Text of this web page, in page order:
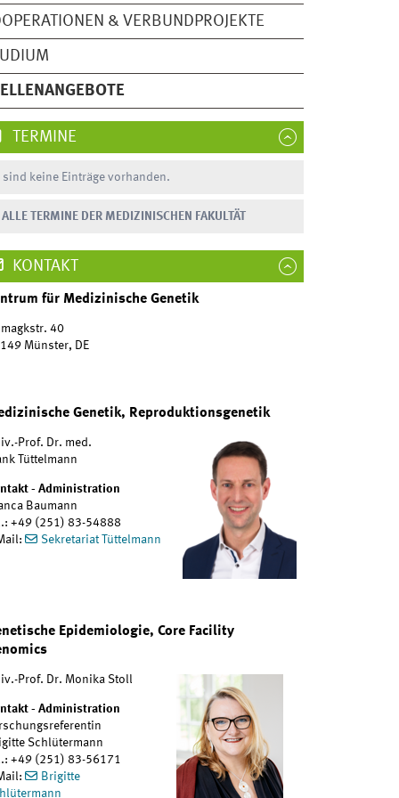
& VERBUNDPROJEKTE
TERMINE
sind keine Einträge vorhanden.
ALLE TERMINE DER MEDIZINISCHEN FAKULTÄT
KONTAKT
für Medizinische Genetik
40
Münster, DE
Genetik, Reproduktionsgenetik
Prof. Dr. med.
Tüttelmann
- Administration
Baumann
+49 (251) 83-54888
Sekretariat Tüttelmann
Epidemiologie, Core Facility
Prof. Dr. Monika Stoll
- Administration
Schlütermann
+49 (251) 83-56171
Brigitte